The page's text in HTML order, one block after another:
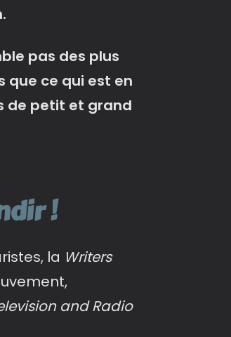
pas des plus
que ce qui est en
de petit et grand
!
la Writers
and Radio